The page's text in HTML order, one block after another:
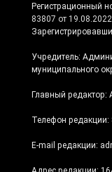
Регистрационный
83807 от
Учредитель:
муниципального
Главный
Телефон редакции:
E-mail редакции: